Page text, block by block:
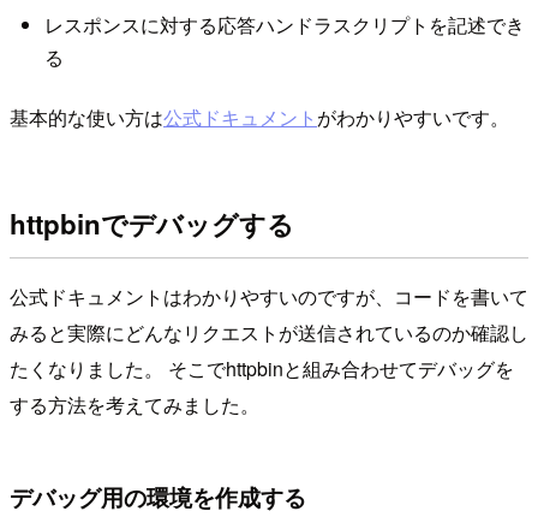
レスポンスに対する応答ハンドラスクリプトを記述でき
る
基本的な使い方は公式ドキュメント がわかりやすいです。
httpbinでデバッグする
公式ドキュメントはわかりやすいのですが、コードを書いて
みると実際にどんなリクエストが送信されているのか確認し
たくなりました。 そこでhttpbinと組み合わせてデバッグを
する方法を考えてみました。
デバッグ用の環境を作成する